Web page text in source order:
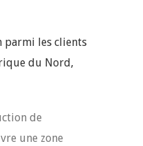
parmi les clients
du Nord,
de
une zone